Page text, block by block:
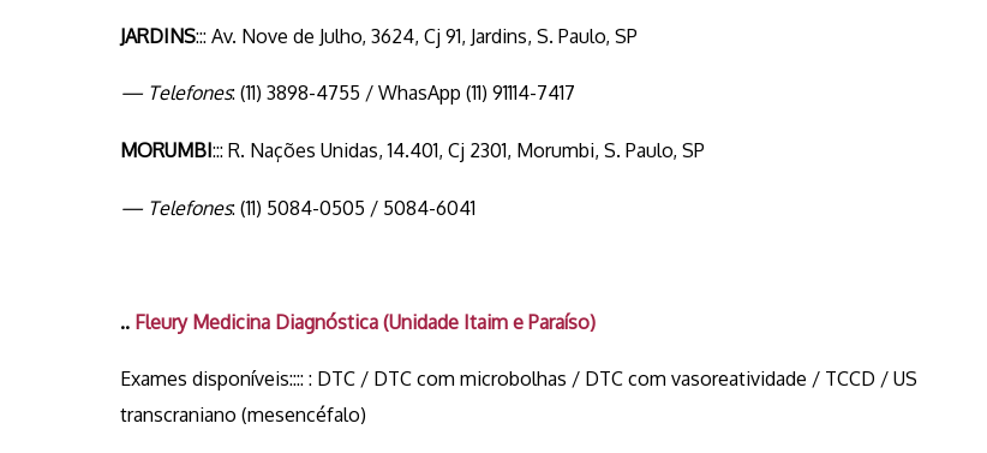
JARDINS::: Av. Nove de Julho, 3624, Cj 91, Jardins, S. Paulo, SP
— Telefones: (11) 3898-4755 / WhasApp (11) 91114-7417
MORUMBI::: R. Nações Unidas, 14.401, Cj 2301, Morumbi, S. Paulo, SP
— Telefones: (11) 5084-0505 / 5084-6041
.. Fleury Medicina Diagnóstica (Unidade Itaim e Paraíso)
Exames disponíveis:::: : DTC / DTC com microbolhas / DTC com vasoreatividade / TCCD / US
transcraniano (mesencéfalo)